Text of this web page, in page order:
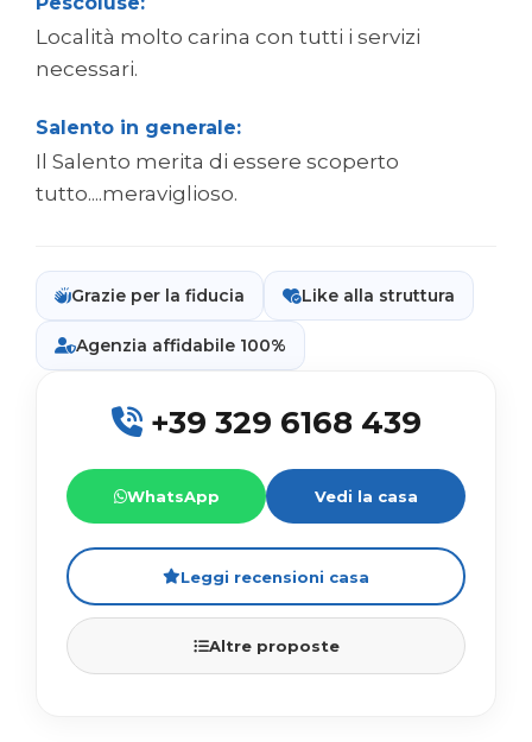
Località molto carina con tutti i servizi
necessari.
Salento in generale:
Il Salento merita di essere scoperto
tutto....meraviglioso.
Grazie per la fiducia Like alla struttura
Agenzia affidabile 100%
+39 329 6168 439
WhatsApp Vedi la casa
Leggi recensioni casa
Altre proposte